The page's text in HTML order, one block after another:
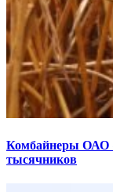
Комбайнеры ОАО
тысячников